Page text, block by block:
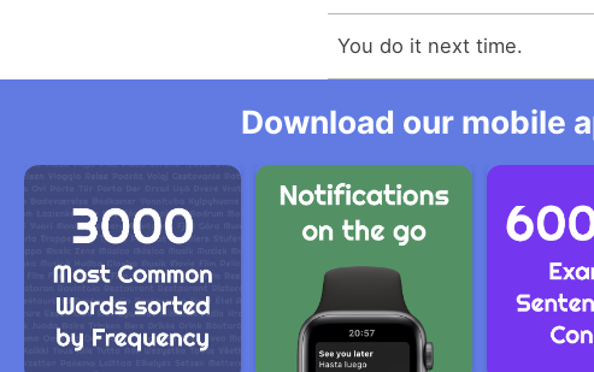
You do it next time.
Download our mobile